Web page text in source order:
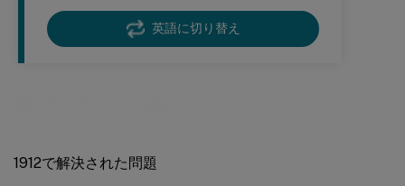
英語に切り替え
1912で解決された問題